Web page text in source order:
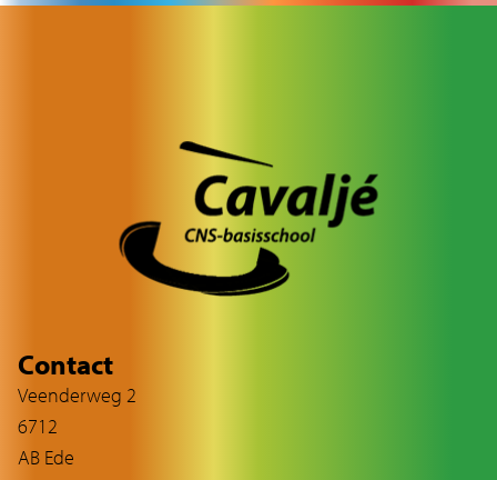
Contact
Veenderweg 2
6712
AB Ede